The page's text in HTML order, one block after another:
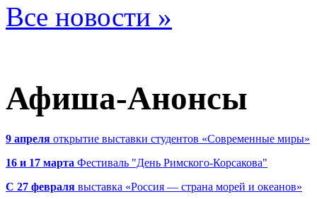
Все новости »
Афиша-Анонсы
9 апреля открытие выставки студентов «Современные миры»
16 и 17 марта Фестиваль "День Римского-Корсакова"
С 27 февраля выставка «Россия — страна морей и океанов»